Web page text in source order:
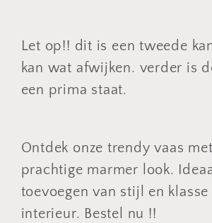
Let op!! dit is een tweede
kan wat afwijken. verder is
een prima staat.
Ontdek onze trendy vaas
prachtige marmer look.
toevoegen van stijl en klasse
interieur. Bestel nu !!